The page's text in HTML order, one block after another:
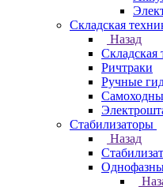
Складская
Назад
Складская
Ричтраки
Ручные
Стабилизаторы
Назад